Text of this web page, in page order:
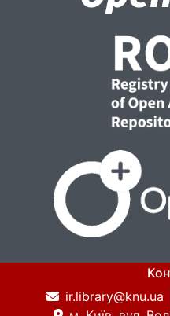
ir.library@knu.ua